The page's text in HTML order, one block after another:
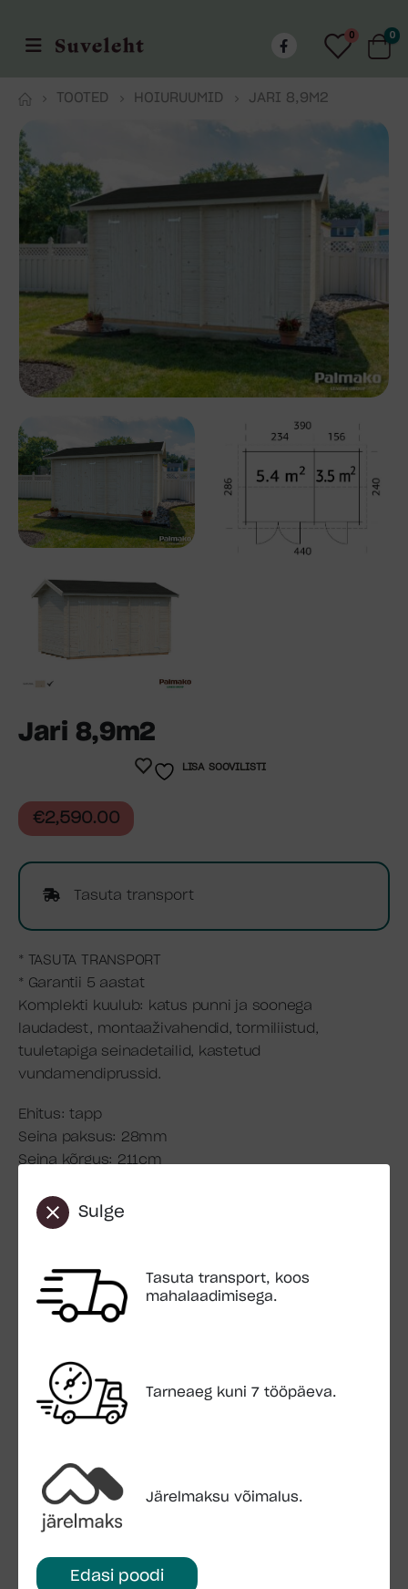
Sulge
Tasuta transport, koos
mahalaadimisega.
Tarneaeg kuni 7 tööpäeva.
Järelmaksu võimalus.
Edasi poodi
0 0
TOOTED HOIURUUMID JARI 8,9M2
Jari 8,9m2
€2,590.00
Tasuta transport
* TASUTA TRANSPORT
* Garantii 5 aastat
Komplekti kuulub: katus punni ja soonega
laudadest, montaaživahendid, tormiliistud,
tuuletapiga seinadetailid, kastetud
vundamendiprussid.
Ehitus: tapp
Seina paksus: 28mm
Seina kõrgus: 211cm
Kogukõrgus: 251cm
Ruumala: 20,8m3
Katusekalle: 15,2°
Katuse üleulatavus: 24cm
Katuselaud: 19mm
Ukseava mõõdud: 156x180cm, 78x180cm
Pakend: 4,5×1,2×0,6m, 864kg
LISA OSTUKORVI
LISA SOOVILISTI